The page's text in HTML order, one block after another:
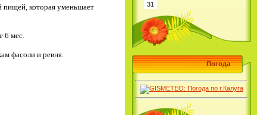
пищей, которая уменьшает
6 мес.
фасоли и ревня.
31
Погода